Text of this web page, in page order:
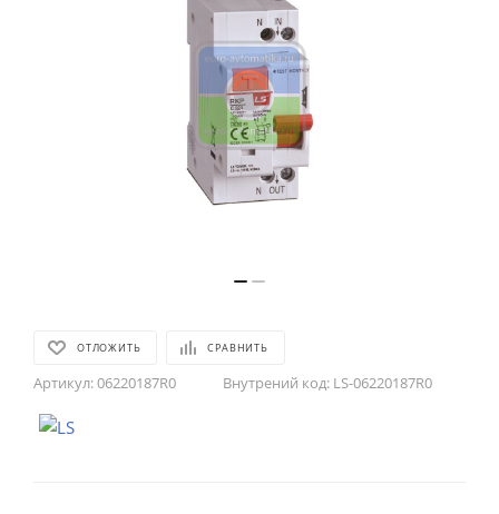
ОТЛОЖИТЬ СРАВНИТЬ
Артикул:06220187R0 Внутрений код: LS-06220187R0